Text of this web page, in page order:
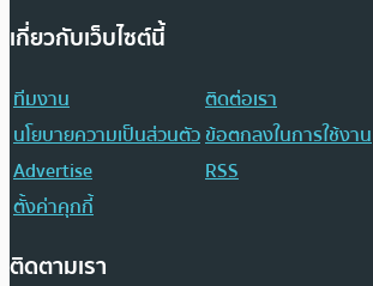
เกี่ยวกับเว็บไซต์นี้
ทีมงาน
ติดต่อเรา
นโยบายความเป็นส่วนตัวข้อตกลงในการใช้งาน
Advertise
RSS
ตั้งค่าคุกกี้
ติดตามเรา